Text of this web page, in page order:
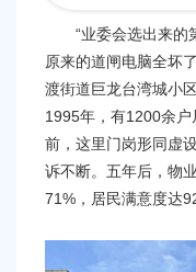
“业委会选出来的第
原来的道闸电脑全坏
渡街道巨龙台湾城小
1995年，有1200余
前，这里门岗形同虚
诉不断。五年后，物
71%，居民满意度达